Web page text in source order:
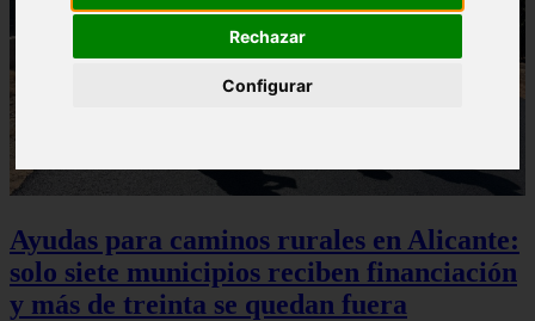
Rechazar
Configurar
Ayudas para caminos rurales en Alicante:
solo siete municipios reciben financiación
y más de treinta se quedan fuera